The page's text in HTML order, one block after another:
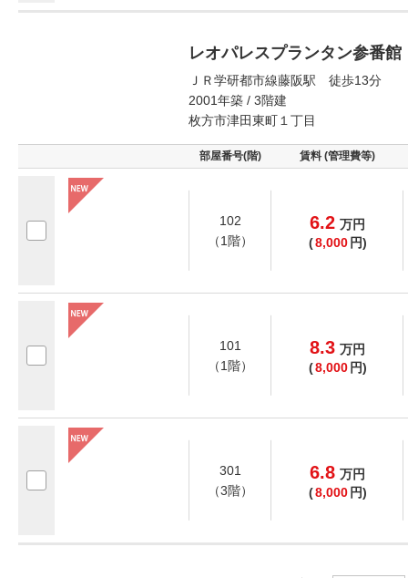
レオパレスプランタン参番館
ＪＲ学研都市線藤阪駅 徒歩13分
2001年築 / 3階建
枚方市津田東町１丁目
部屋番号(階) 賃料 (管理費等)
102
（1階）
6.2 万円
(8,000 円)
101
（1階）
8.3 万円
(8,000 円)
301
（3階）
6.8 万円
(8,000 円)